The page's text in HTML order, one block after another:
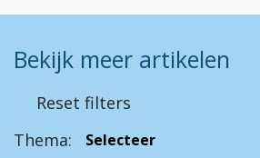
Bekijk meer artikelen
Reset filters
Thema: